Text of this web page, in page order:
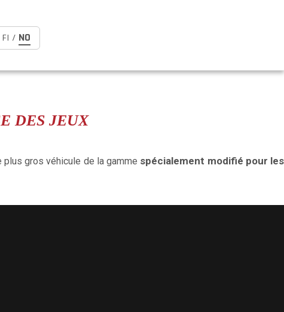
FI / NO
DES JEUX
plus gros véhicule de la gamme spécialement modifié pour les